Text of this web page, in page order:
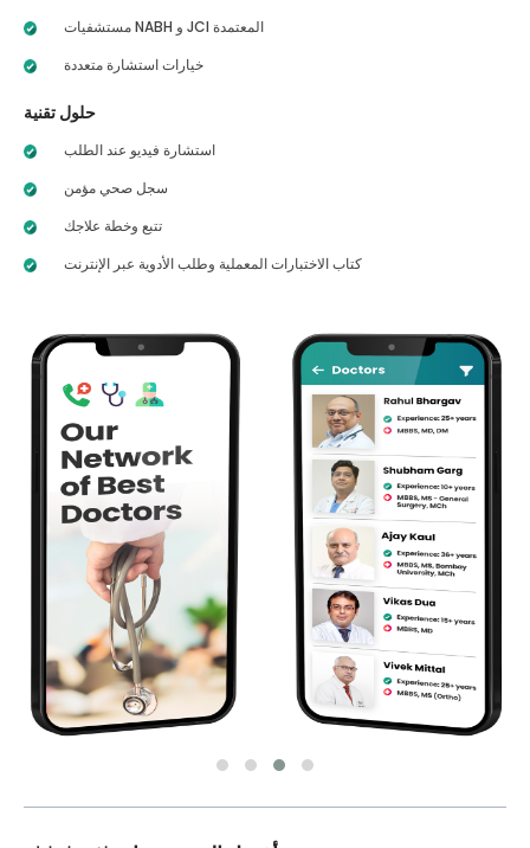
مستشفيات NABH و JCI المعتمدة
خيارات استشارة متعددة
حلول تقنية
استشارة فيديو عند الطلب
سجل صحي مؤمن
تتبع وخطة علاجك
كتاب الاختبارات المعملية وطلب الأدوية عبر الإنترنت